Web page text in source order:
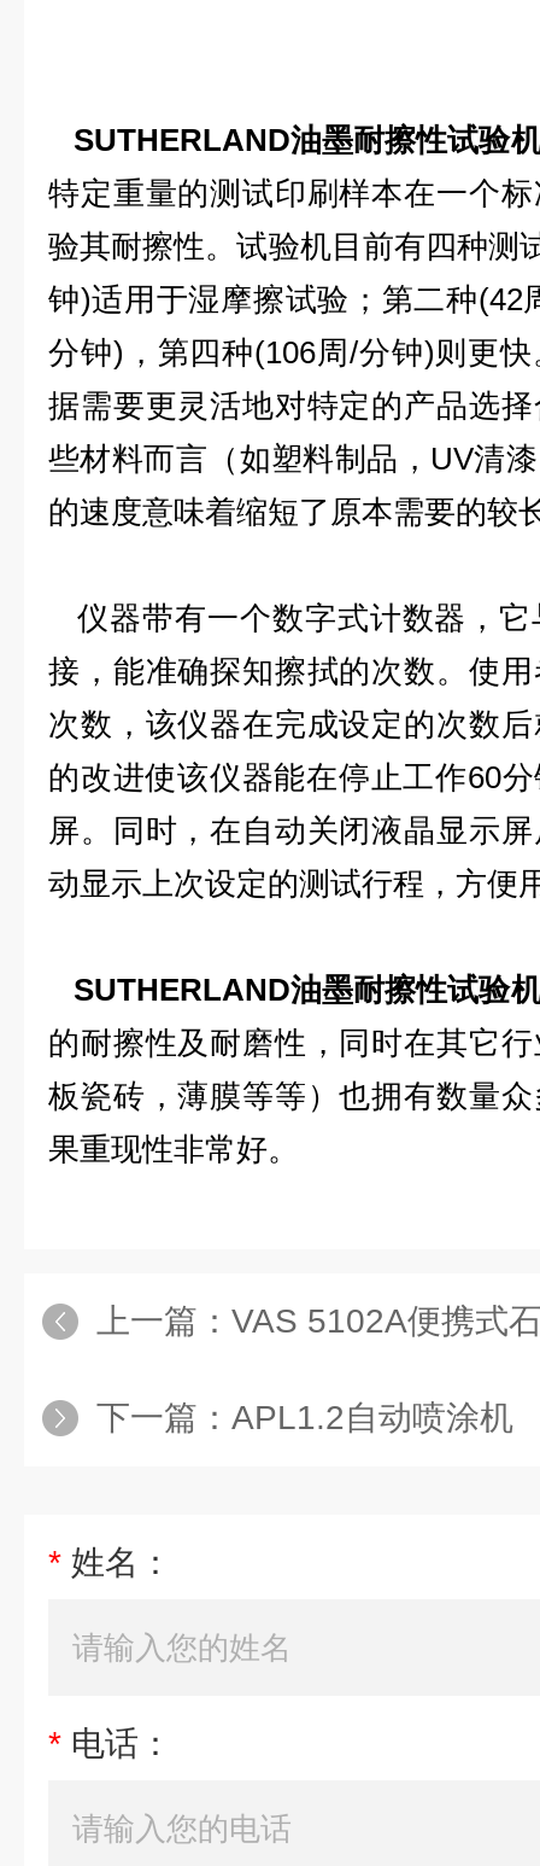
SUTHERLAND油墨耐擦性试验
特定重量的测试印刷样本在一个
验其耐擦性。试验机目前有四种测
钟)适用于湿摩擦试验；第二种(42
分钟)，第四种(106周/分钟)则更
据需要更灵活地对特定的产品选
些材料而言（如塑料制品，UV清
的速度意味着缩短了原本需要的较
仪器带有一个数字式计数器，
接，能准确探知擦拭的次数。使
次数，该仪器在完成设定的次数
的改进使该仪器能在停止工作60
屏。同时，在自动关闭液晶显示
动显示上次设定的测试行程，方便
SUTHERLAND油墨耐擦性试验
的耐擦性及耐磨性，同时在其它
板瓷砖，薄膜等等）也拥有数量
果重现性非常好。
上一篇： VAS 5102A便携式
下一篇： APL1.2自动喷涂机
* 姓名：
* 电话：